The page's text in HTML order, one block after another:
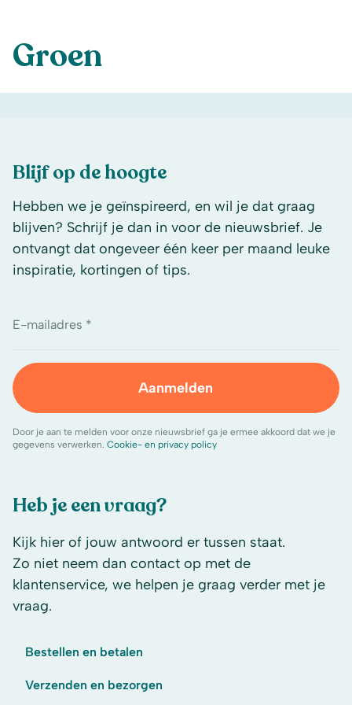
Groen
Heb je een vraag?
Kijk hier of jouw antwoord er tussen staat.
Zo niet neem dan contact op met de
klantenservice, we helpen je graag verder met je
vraag.
Bestellen en betalen
Verzenden en bezorgen
Blijf op de hoogte
Hebben we je geïnspireerd, en wil je dat graag
blijven? Schrijf je dan in voor de nieuwsbrief. Je
ontvangt dat ongeveer één keer per maand leuke
inspiratie, kortingen of tips.
E-mailadres *
Aanmelden
Door je aan te melden voor onze nieuwsbrief ga je ermee akkoord dat we je
gegevens verwerken. Cookie- en privacy policy